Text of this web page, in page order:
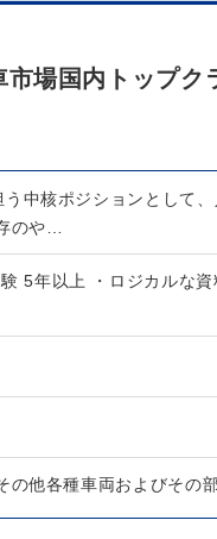
場国内トップク
中核ポジションとして
のや…
5年以上 ・ロジカルな
の他各種車両およびその